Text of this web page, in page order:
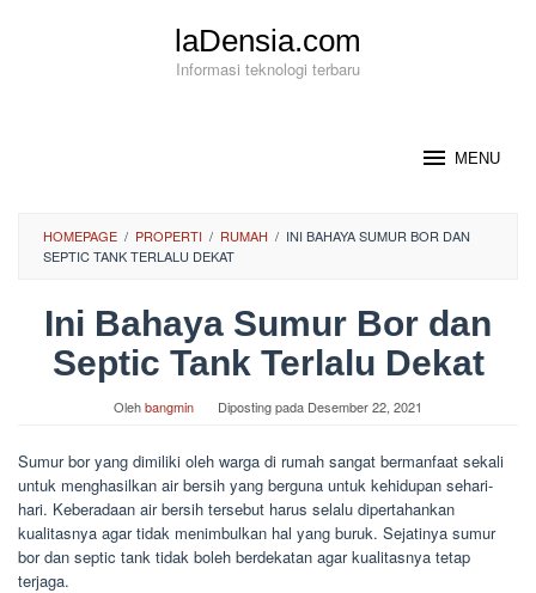
laDensia.com
Informasi teknologi terbaru
MENU
HOMEPAGE / PROPERTI / RUMAH / INI BAHAYA SUMUR BOR DAN
SEPTIC TANK TERLALU DEKAT
Ini Bahaya Sumur Bor dan
Septic Tank Terlalu Dekat
Olehbangmin Diposting pada Desember 22, 2021
Sumur bor yang dimiliki oleh warga di rumah sangat bermanfaat sekali
untuk menghasilkan air bersih yang berguna untuk kehidupan sehari-
hari. Keberadaan air bersih tersebut harus selalu dipertahankan
kualitasnya agar tidak menimbulkan hal yang buruk. Sejatinya sumur
bor dan septic tank tidak boleh berdekatan agar kualitasnya tetap
terjaga.